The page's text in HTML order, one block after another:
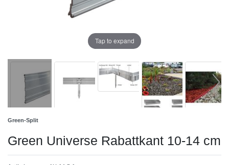
Tap to expand
Green-Split
Green Universe Rabattkant 10-14 cm